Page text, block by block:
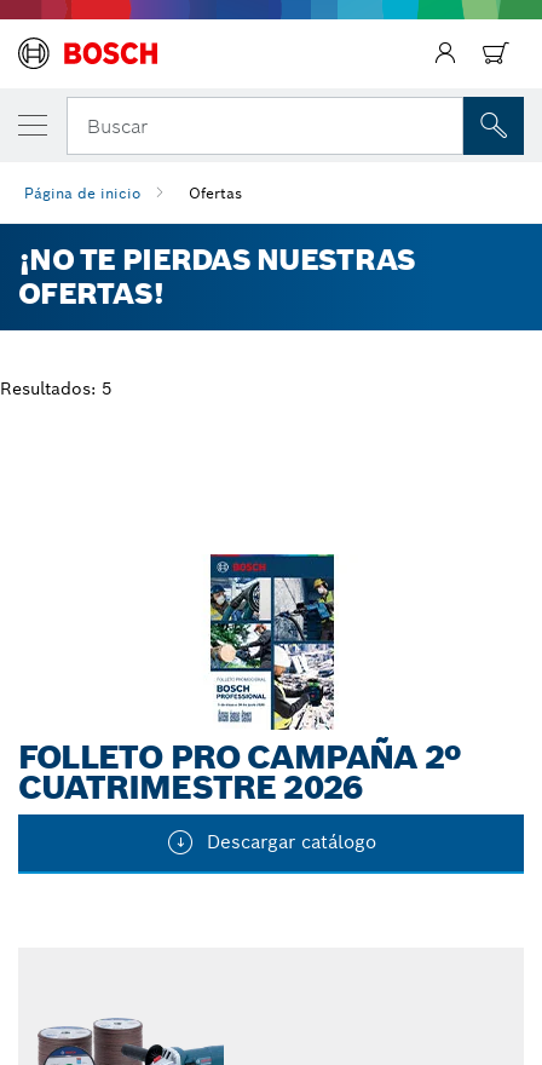
Buscar
Página de inicio Ofertas
¡NO TE PIERDAS NUESTRAS
OFERTAS!
Resultados: 5
FOLLETO PRO CAMPAÑA 2º
CUATRIMESTRE 2026
Descargar catálogo